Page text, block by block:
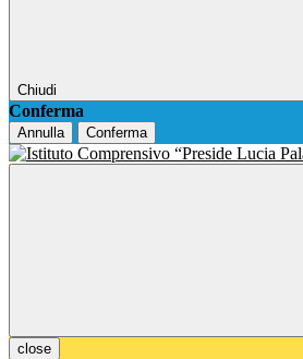
Chiudi
Conferma
Annulla Conferma
close